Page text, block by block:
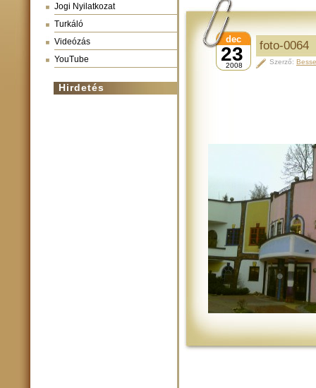
Jogi Nyilatkozat
Turkáló
Videózás
YouTube
Hirdetés
23
dec
2008
foto-0064
Szerző: